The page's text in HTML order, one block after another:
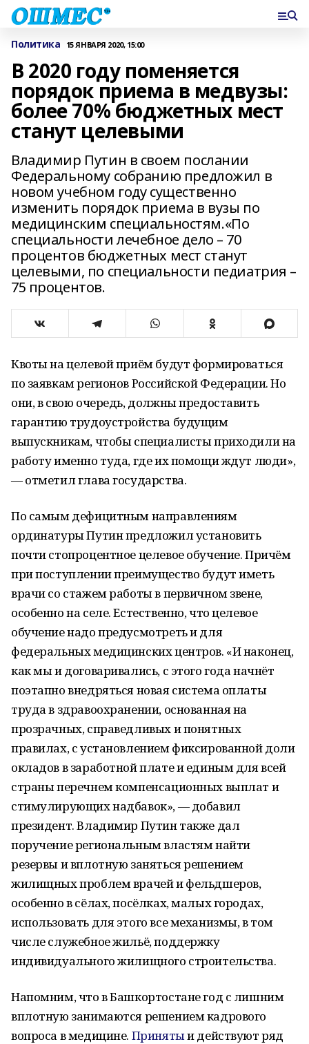
Политика 15 ЯНВАРЯ 2020, 15:00
В 2020 году поменяется
порядок приема в медвузы:
более 70% бюджетных мест
станут целевыми
Владимир Путин в своем послании
Федеральному собранию предложил в
новом учебном году существенно
изменить порядок приема в вузы по
медицинским специальностям.«По
специальности лечебное дело – 70
процентов бюджетных мест станут
целевыми, по специальности педиатрия –
75 процентов.
Квоты на целевой приём будут формироваться
по заявкам регионов Российской Федерации. Но
они, в свою очередь, должны предоставить
гарантию трудоустройства будущим
выпускникам, чтобы специалисты приходили на
работу именно туда, где их помощи ждут люди»,
— отметил глава государства.
По самым дефицитным направлениям
ординатуры Путин предложил установить
почти стопроцентное целевое обучение. Причём
при поступлении преимущество будут иметь
врачи со стажем работы в первичном звене,
особенно на селе. Естественно, что целевое
обучение надо предусмотреть и для
федеральных медицинских центров. «И наконец,
как мы и договаривались, с этого года начнёт
поэтапно внедряться новая система оплаты
труда в здравоохранении, основанная на
прозрачных, справедливых и понятных
правилах, с установлением фиксированной доли
окладов в заработной плате и единым для всей
страны перечнем компенсационных выплат и
стимулирующих надбавок», — добавил
президент. Владимир Путин также дал
поручение региональным властям найти
резервы и вплотную заняться решением
жилищных проблем врачей и фельдшеров,
особенно в сёлах, посёлках, малых городах,
использовать для этого все механизмы, в том
числе служебное жильё, поддержку
индивидуального жилищного строительства.
Напомним, что в Башкортостане год с лишним
вплотную занимаются решением кадрового
вопроса в медицине. Принятыи действуют ряд